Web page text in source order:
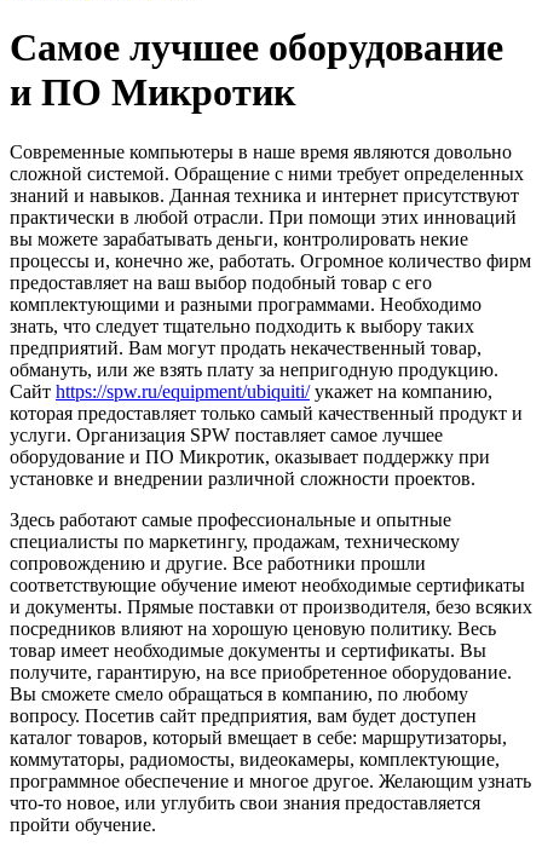
Cамое лучшее оборудование
и ПО Микротик
Современные компьютеры в наше время являются довольно
сложной системой. Обращение с ними требует определенных
знаний и навыков. Данная техника и интернет присутствуют
практически в любой отрасли. При помощи этих инноваций
вы можете зарабатывать деньги, контролировать некие
процессы и, конечно же, работать. Огромное количество фирм
предоставляет на ваш выбор подобный товар с его
комплектующими и разными программами. Необходимо
знать, что следует тщательно подходить к выбору таких
предприятий. Вам могут продать некачественный товар,
обмануть, или же взять плату за непригодную продукцию.
Сайт https://spw.ru/equipment/ubiquiti/укажет на компанию,
которая предоставляет только самый качественный продукт и
услуги. Организация SPW поставляет самое лучшее
оборудование и ПО Микротик, оказывает поддержку при
установке и внедрении различной сложности проектов.
Здесь работают самые профессиональные и опытные
специалисты по маркетингу, продажам, техническому
сопровождению и другие. Все работники прошли
соответствующие обучение имеют необходимые сертификаты
и документы. Прямые поставки от производителя, безо всяких
посредников влияют на хорошую ценовую политику. Весь
товар имеет необходимые документы и сертификаты. Вы
получите, гарантирую, на все приобретенное оборудование.
Вы сможете смело обращаться в компанию, по любому
вопросу. Посетив сайт предприятия, вам будет доступен
каталог товаров, который вмещает в себе: маршрутизаторы,
коммутаторы, радиомосты, видеокамеры, комплектующие,
программное обеспечение и многое другое. Желающим узнать
что-то новое, или углубить свои знания предоставляется
пройти обучение.